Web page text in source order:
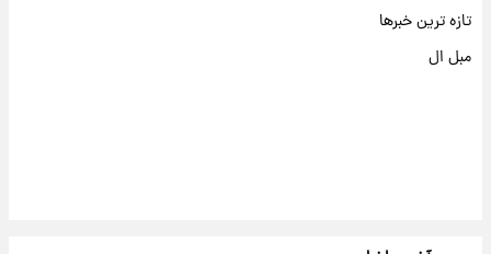
تازه ترین خبرها
مبل ال